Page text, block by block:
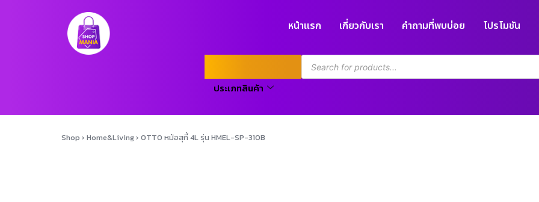
หน้าแรก เกี่ยวกับเรา คำถามที่พบบ่อย โปรโมชัน
ประเภทสินค้า
Shop › Home&Living› OTTO หม้อสุกี้ 4L รุ่น HMEL-SP-310B